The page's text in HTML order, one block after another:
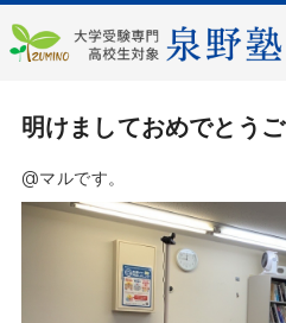
授業・料金案内
入塾のご案内
明けましておめでとう
@マルです。